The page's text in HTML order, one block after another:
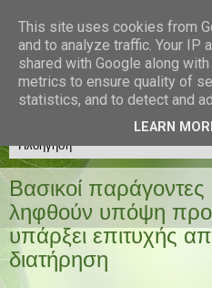
Διατροφή
MSc Διαιτολόγος
Βασικοί
ληφθούν υπόψη
υπάρξει επιτυχής
διατήρηση
This site uses cookies from
and to analyze traffic. Your IP
shared with Google along
metrics to ensure quality of
statistics, and to detect and
LEARN